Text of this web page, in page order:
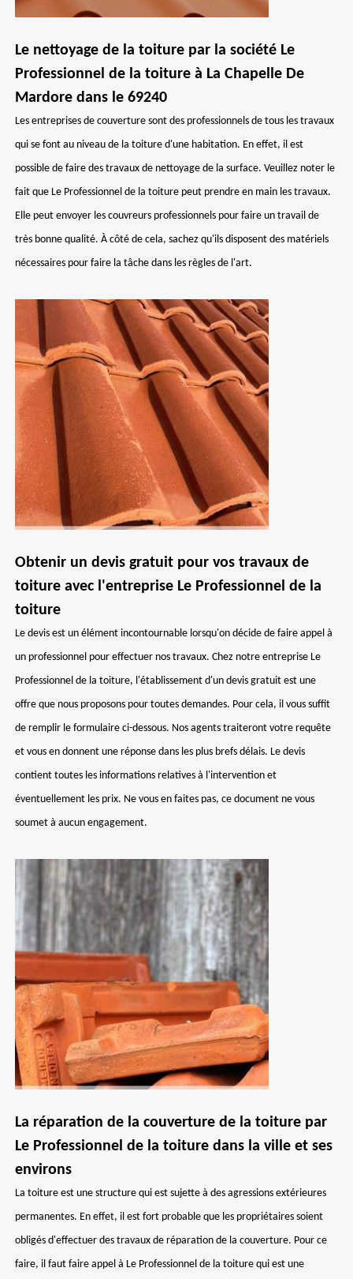
Le nettoyage de la toiture par la société Le
Professionnel de la toiture à La Chapelle De
Mardore dans le 69240
Les entreprises de couverture sont des professionnels de tous les travaux
qui se font au niveau de la toiture d'une habitation. En effet, il est
possible de faire des travaux de nettoyage de la surface. Veuillez noter le
fait que Le Professionnel de la toiture peut prendre en main les travaux.
Elle peut envoyer les couvreurs professionnels pour faire un travail de
très bonne qualité. À côté de cela, sachez qu'ils disposent des matériels
nécessaires pour faire la tâche dans les règles de l'art.
Obtenir un devis gratuit pour vos travaux de
toiture avec l'entreprise Le Professionnel de la
toiture
Le devis est un élément incontournable lorsqu'on décide de faire appel à
un professionnel pour effectuer nos travaux. Chez notre entreprise Le
Professionnel de la toiture, l'établissement d'un devis gratuit est une
offre que nous proposons pour toutes demandes. Pour cela, il vous suffit
de remplir le formulaire ci-dessous. Nos agents traiteront votre requête
et vous en donnent une réponse dans les plus brefs délais. Le devis
contient toutes les informations relatives à l'intervention et
éventuellement les prix. Ne vous en faites pas, ce document ne vous
soumet à aucun engagement.
La réparation de la couverture de la toiture par
Le Professionnel de la toiture dans la ville et ses
environs
La toiture est une structure qui est sujette à des agressions extérieures
permanentes. En effet, il est fort probable que les propriétaires soient
obligés d'effectuer des travaux de réparation de la couverture. Pour ce
faire, il faut faire appel à Le Professionnel de la toiture qui est une